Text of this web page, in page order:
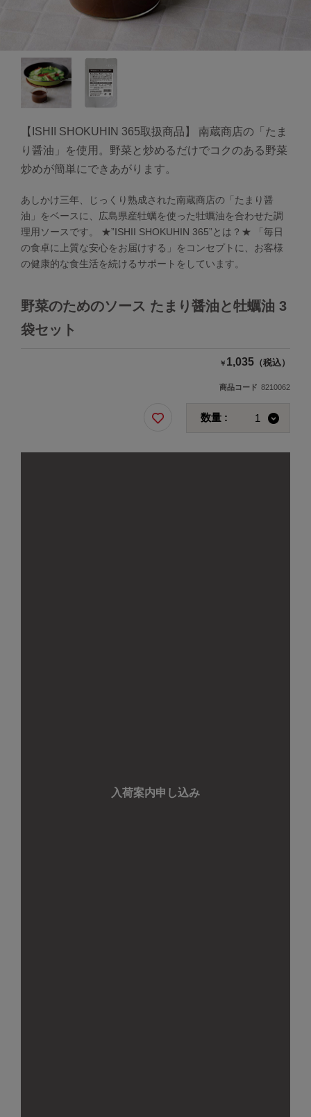
【ISHII SHOKUHIN 365取扱商品】 南蔵商店の「たま
り醤油」を使用。野菜と炒めるだけでコクのある野菜
炒めが簡単にできあがります。
あしかけ三年、じっくり熟成された南蔵商店の「たまり醤
油」をベースに、広島県産牡蠣を使った牡蠣油を合わせた調
理用ソースです。 ★”ISHII SHOKUHIN 365”とは？★ 「毎日
の食卓に上質な安心をお届けする」をコンセプトに、お客様
の健康的な食生活を続けるサポートをしています。
野菜のためのソース たまり醤油と牡蠣油 3
袋セット
￥ 1,035 （税込）
商品コード 8210062
数量 :
入荷案内申し込み